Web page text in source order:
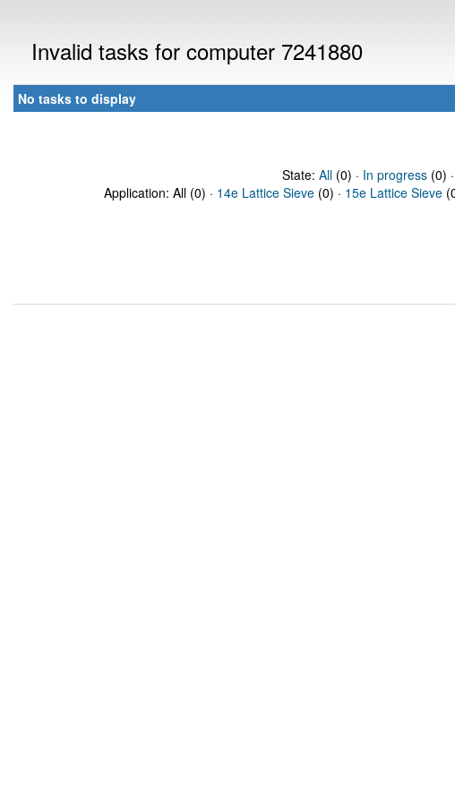
Invalid tasks for computer 7241880
No tasks to display
State: All(0) · In progress(0) ·
Application: All (0) · 14e Lattice Sieve (0) · 15e Lattice Sieve